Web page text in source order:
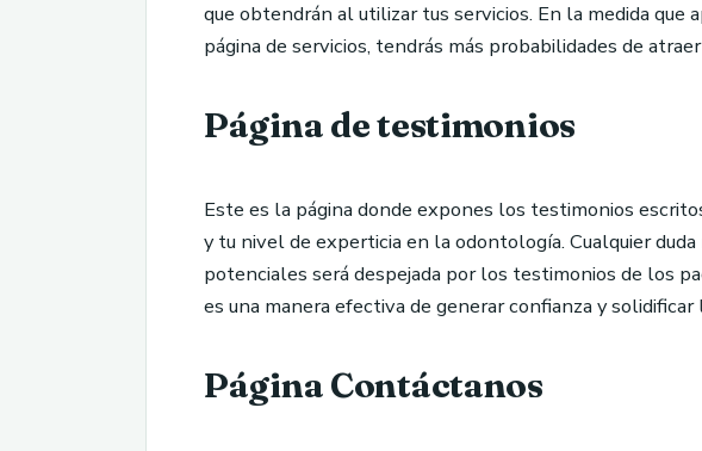
que obtendrán al utilizar tus servicios. En la medida
página de servicios, tendrás más probabilidades de
Página de testimonios
Este es la página donde expones los testimonios
y tu nivel de experticia en la odontología. Cualquier
potenciales será despejada por los testimonios de los
es una manera efectiva de generar confianza y
Página Contáctanos